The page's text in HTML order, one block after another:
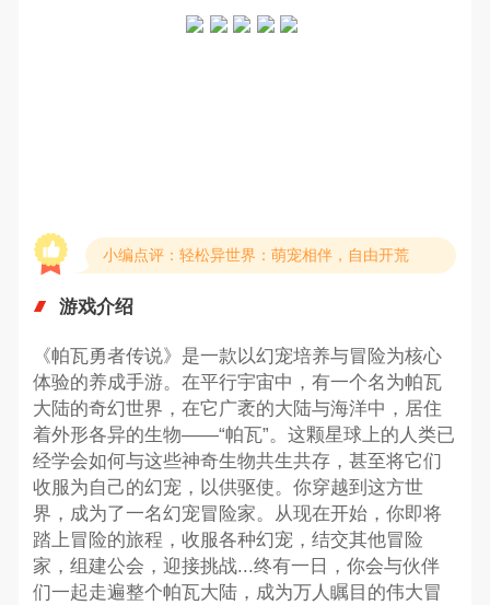
小编点评：轻松异世界：萌宠相伴，自由开荒
游戏介绍
《帕瓦勇者传说》是一款以幻宠培养与冒险为核心
体验的养成手游。在平行宇宙中，有一个名为帕瓦
大陆的奇幻世界，在它广袤的大陆与海洋中，居住
着外形各异的生物——“帕瓦”。这颗星球上的人类已
经学会如何与这些神奇生物共生共存，甚至将它们
收服为自己的幻宠，以供驱使。你穿越到这方世
界，成为了一名幻宠冒险家。从现在开始，你即将
踏上冒险的旅程，收服各种幻宠，结交其他冒险
家，组建公会，迎接挑战...终有一日，你会与伙伴
们一起走遍整个帕瓦大陆，成为万人瞩目的伟大冒